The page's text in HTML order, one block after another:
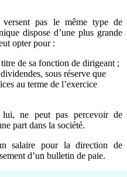
pas le même type de
dispose d’une plus grande
opter pour :
de sa fonction de dirigeant ;
sous réserve que
au terme de l’exercice
ne peut pas percevoir de
part dans la société.
salaire pour la direction de
d’un bulletin de paie.